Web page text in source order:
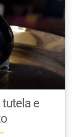
e